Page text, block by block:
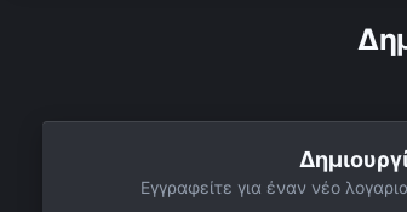
Εγγραφείτε για έναν νέο